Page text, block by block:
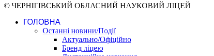
© ЧЕРНІГІВСЬКИЙ ОБЛАСНИЙ НАУКОВИЙ ЛІЦЕЙ
ГОЛОВНА
Останні новини/Події
Актуально/Офіційно
Бренд ліцею